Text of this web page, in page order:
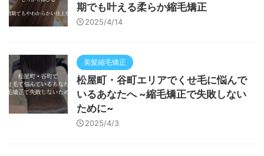
期でも叶える柔らか縮毛矯正
2025/4/14
美髪縮毛矯正
松屋町・谷町エリアでくせ毛に悩んで
いるあなたへ ~縮毛矯正で失敗しない
ために~
2025/4/3